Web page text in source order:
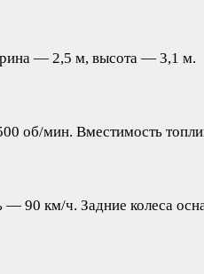
— 2,5 м, высота — 3,1 м.
об/мин. Вместимость
— 90 км/ч. Задние